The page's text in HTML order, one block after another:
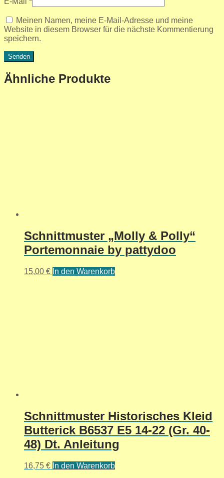
Meinen Namen, meine E-Mail-Adresse und meine
Website in diesem Browser für die nächste Kommentierung
speichern.
Ähnliche Produkte
Schnittmuster „Molly & Polly“
Portemonnaie by pattydoo
15,00 € In den Warenkorb
Schnittmuster Historisches Kleid
Butterick B6537 E5 14-22 (Gr. 40-
48) Dt. Anleitung
16,75 € In den Warenkorb